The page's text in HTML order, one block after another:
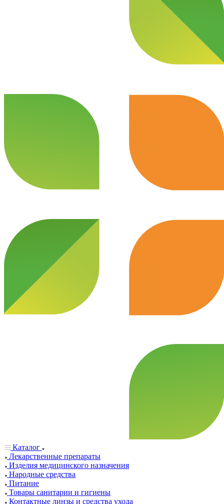
Каталог
Лекарственные препараты
Изделия медицинского назначения
Народные средства
Питание
Товары санитарии и гигиены
Контактные линзы и средства ухода